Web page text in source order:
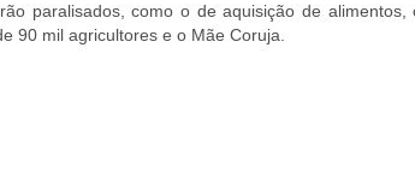
paralisados, como o de aquisição de alimentos,
90 mil agricultores e o Mãe Coruja.